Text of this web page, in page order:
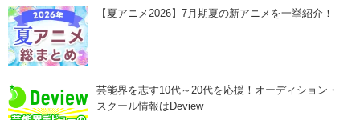
【夏アニメ2026】7月期夏の新アニメを一挙紹介！
芸能界を志す10代～20代を応援！オーディション・
スクール情報はDeview